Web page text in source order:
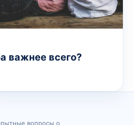
важнее всего?
вопросы о